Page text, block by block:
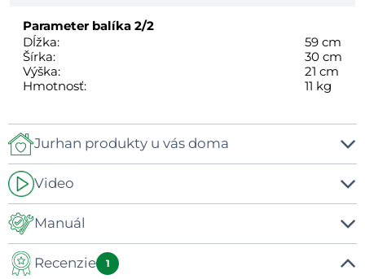
Parameter balíka 2/2
Dĺžka:
59 cm
Šírka:
30 cm
Výška:
21 cm
Hmotnosť:
11 kg
Jurhan produkty u vás doma
Video
- Manuál
Manuál
Recenzie 1